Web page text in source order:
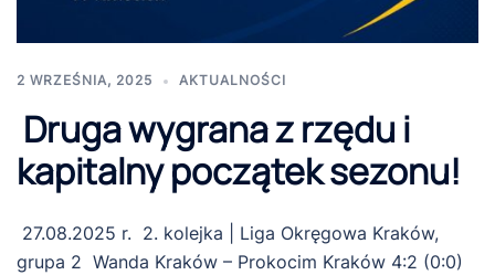
2 WRZEŚNIA, 2025 AKTUALNOŚCI
Druga wygrana z rzędu i
kapitalny początek sezonu!
27.08.2025 r. 2. kolejka | Liga Okręgowa Kraków,
grupa 2 Wanda Kraków – Prokocim Kraków 4:2 (0:0)